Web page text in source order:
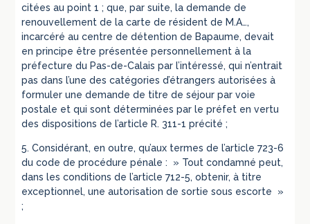
citées au point 1 ; que, par suite, la demande de
renouvellement de la carte de résident de M.A…,
incarcéré au centre de détention de Bapaume, devait
en principe être présentée personnellement à la
préfecture du Pas-de-Calais par l’intéressé, qui n’entrait
pas dans l’une des catégories d’étrangers autorisées à
formuler une demande de titre de séjour par voie
postale et qui sont déterminées par le préfet en vertu
des dispositions de l’article R. 311-1 précité ;
5. Considérant, en outre, qu’aux termes de l’article 723-6
du code de procédure pénale : » Tout condamné peut,
dans les conditions de l’article 712-5, obtenir, à titre
exceptionnel, une autorisation de sortie sous escorte »
;